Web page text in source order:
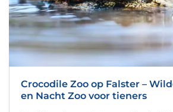
Crocodile Zoo op Falster –
en Nacht Zoo voor tieners